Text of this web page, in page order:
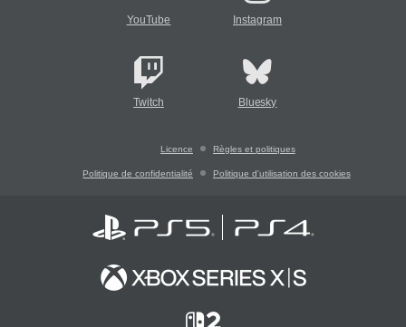
YouTube Instagram
Twitch Bluesky
Licence Règles et politiques
Politique de confidentialité Politique d'utilisation des cookies